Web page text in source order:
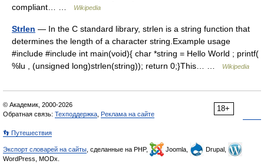
compliant… …
Wikipedia
Strlen — In the C standard library, strlen is a string function that
determines the length of a character string.Example usage
#include #include int main(void){ char *string = Hello World ; printf(
%lu , (unsigned long)strlen(string)); return 0;}This… …
Wikipedia
18+
© Академик, 2000-2026
Обратная связь: Техподдержка Реклама на сайте
👣 Путешествия
Экспорт словарей на сайты , сделанные на PHP, Joomla,
Drupal,
WordPress, MODx.